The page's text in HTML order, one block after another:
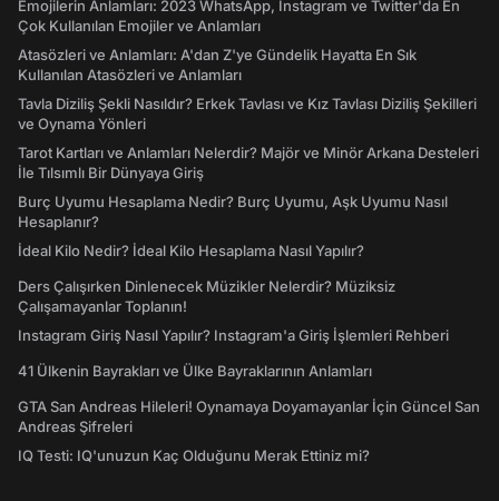
Emojilerin Anlamları: 2023 WhatsApp, Instagram ve Twitter'da En
Çok Kullanılan Emojiler ve Anlamları
Atasözleri ve Anlamları: A'dan Z'ye Gündelik Hayatta En Sık
Kullanılan Atasözleri ve Anlamları
Tavla Diziliş Şekli Nasıldır? Erkek Tavlası ve Kız Tavlası Diziliş Şekilleri
ve Oynama Yönleri
Tarot Kartları ve Anlamları Nelerdir? Majör ve Minör Arkana Desteleri
İle Tılsımlı Bir Dünyaya Giriş
Burç Uyumu Hesaplama Nedir? Burç Uyumu, Aşk Uyumu Nasıl
Hesaplanır?
İdeal Kilo Nedir? İdeal Kilo Hesaplama Nasıl Yapılır?
Ders Çalışırken Dinlenecek Müzikler Nelerdir? Müziksiz
Çalışamayanlar Toplanın!
Instagram Giriş Nasıl Yapılır? Instagram'a Giriş İşlemleri Rehberi
41 Ülkenin Bayrakları ve Ülke Bayraklarının Anlamları
GTA San Andreas Hileleri! Oynamaya Doyamayanlar İçin Güncel San
Andreas Şifreleri
IQ Testi: IQ'unuzun Kaç Olduğunu Merak Ettiniz mi?